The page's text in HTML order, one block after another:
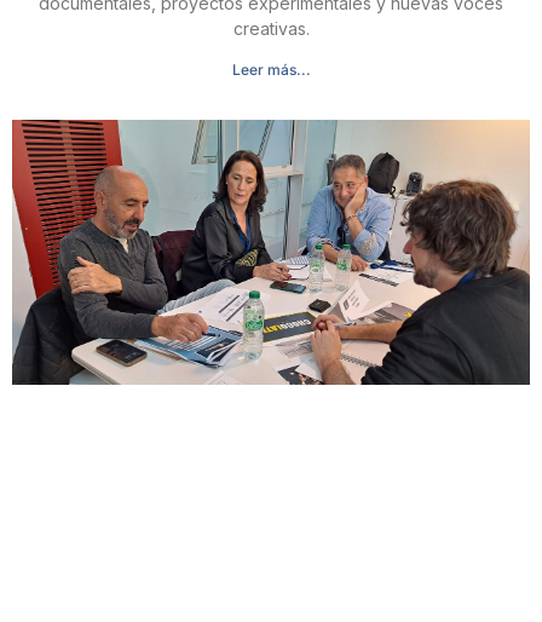
creativas.
Leer más...